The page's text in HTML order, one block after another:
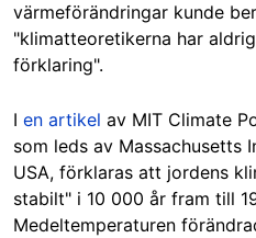
värmeförändringar kunde
"klimatteoretikerna har
förklaring".
I en artikel av MIT Climate
som leds av Massachusetts
USA, förklaras att jordens
stabilt" i 10 000 år fram till
Medeltemperaturen